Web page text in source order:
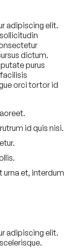
adipiscing elit.
dictum.
purus
orci tortor id
id quis nisi.
urna et, interdum
adipiscing elit.